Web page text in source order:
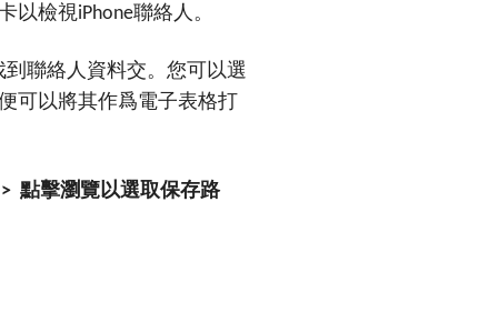
以檢視iPhone聯絡人。
聯絡人資料交。您可以選
可以將其作爲電子表格打
> 點擊瀏覽以選取保存路